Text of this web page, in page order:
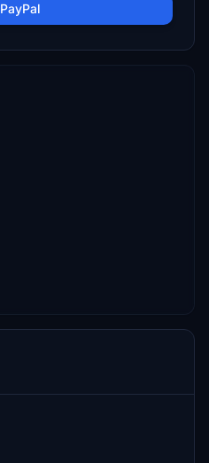
PayPal